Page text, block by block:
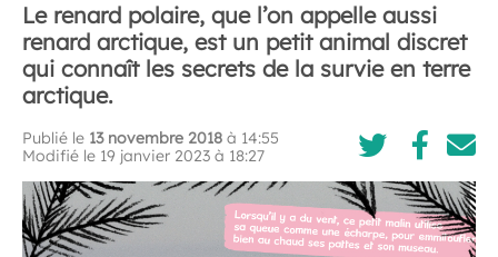
Le renard polaire, que l’on appelle aussi
renard arctique, est un petit animal discret
qui connaît les secrets de la survie en terre
arctique.
Publié le 13 novembre 2018 à 14:55
Modifié le 19 janvier 2023 à 18:27